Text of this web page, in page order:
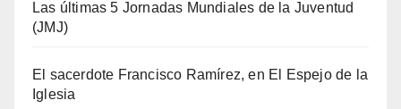
Las últimas 5 Jornadas Mundiales de la Juventud
(JMJ)
El sacerdote Francisco Ramírez, en El Espejo de la
Iglesia